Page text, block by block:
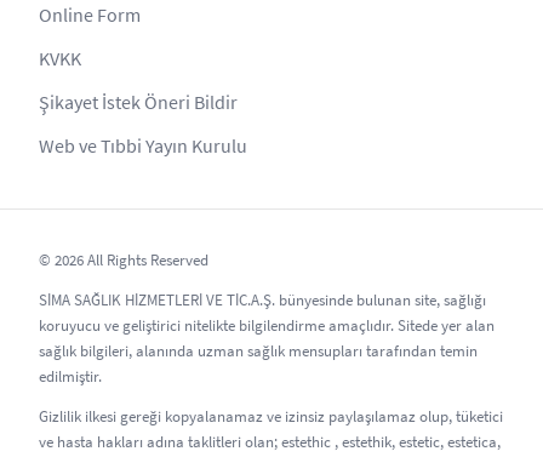
Online Form
KVKK
Şikayet İstek Öneri Bildir
Web ve Tıbbi Yayın Kurulu
© 2026 All Rights Reserved
SİMA SAĞLIK HİZMETLERİ VE TİC.A.Ş. bünyesinde bulunan site, sağlığı
koruyucu ve geliştirici nitelikte bilgilendirme amaçlıdır. Sitede yer alan
sağlık bilgileri, alanında uzman sağlık mensupları tarafından temin
edilmiştir.
Gizlilik ilkesi gereği kopyalanamaz ve izinsiz paylaşılamaz olup, tüketici
ve hasta hakları adına taklitleri olan; estethic , estethik, estetic, estetica,